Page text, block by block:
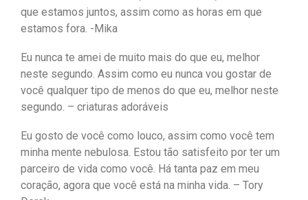
que estamos juntos, assim como as horas em que
estamos fora. -Mika
Eu nunca te amei de muito mais do que eu, melhor
neste segundo. Assim como eu nunca vou gostar de
você qualquer tipo de menos do que eu, melhor neste
segundo. – criaturas adoráveis
Eu gosto de você como louco, assim como você tem
minha mente nebulosa. Estou tão satisfeito por ter um
parceiro de vida como você. Há tanta paz em meu
coração, agora que você está na minha vida. – Tory